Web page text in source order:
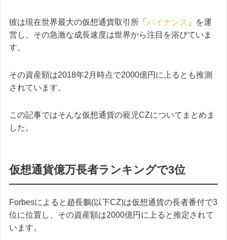
彼は現在世界最大の仮想通貨取引所「 バイナンス 」を運
営し、その急激な成長速度は世界から注目を浴びていま
す。
その資産額は2018年2月時点で2000億円に上るとも推測
されています。
この記事ではそんな仮想通貨の寵児CZについてまとめま
した。
仮想通貨億万長者ランキングで3位
Forbesによると趙長鵬(以下CZ)は仮想通貨の長者番付で3
位に位置し、その資産額は2000億円に上ると推定されて
います。